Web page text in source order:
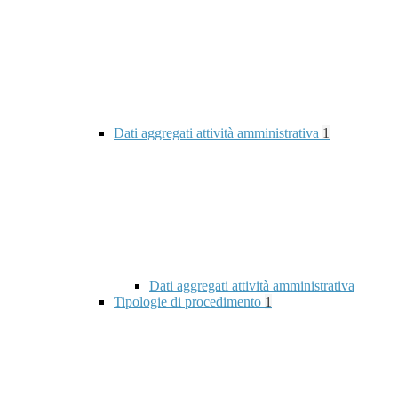
Dati aggregati attività amministrativa 1
Dati aggregati attività amministrativa
Tipologie di procedimento 1